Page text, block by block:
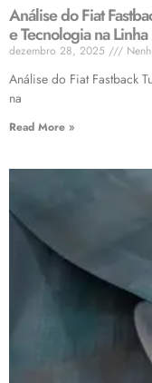
Análise do Fiat
e Tecnologia na
dezembro 28, 2025
Análise do Fiat Fastback
na
Read More »